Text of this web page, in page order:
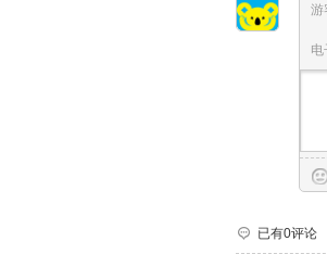
游
电
已有0评论